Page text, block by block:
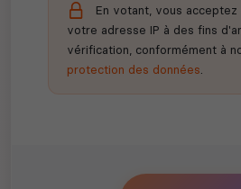
En votant, vous
votre adresse IP à des fins
vérification, conformément à
protection des données.